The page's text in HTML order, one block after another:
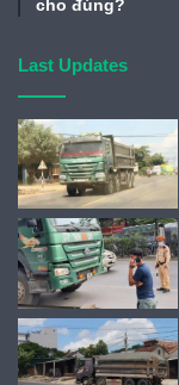
cho đúng?
Last Updates